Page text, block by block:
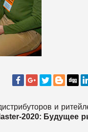
и
2020: Будущее